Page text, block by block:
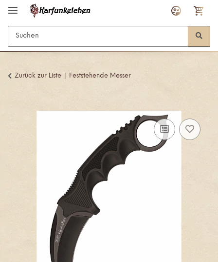
Zurück zur Liste Feststehende Messer